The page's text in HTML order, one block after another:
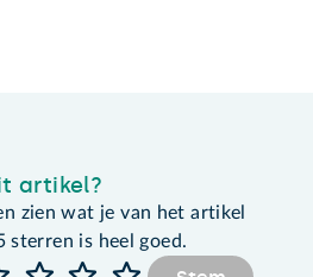
artikel?
zien wat je van het artikel
sterren is heel goed.